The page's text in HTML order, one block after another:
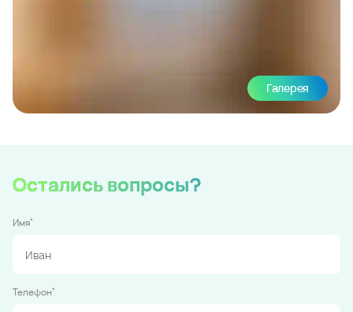
Галерея
Остались вопросы?
Имя*
Телефон*